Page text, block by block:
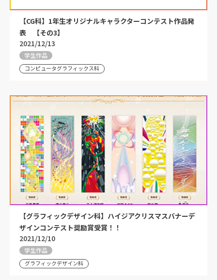
【CG科】1年生オリジナルキャラクターコンテスト作品発
表 【その3】
2021/12/13
学生作品
コンピュータグラフィックス科
【グラフィックデザイン科】ハイジアクリスマスバナーデ
ザインコンテスト奨励賞受賞！！
2021/12/10
学生作品
グラフィックデザイン科